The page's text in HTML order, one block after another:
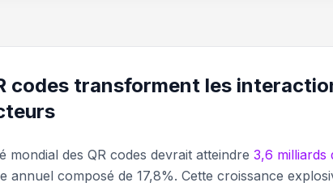
codes transforment les
mondial des QR codes devrait atteindre 3,6 milliards
annuel composé de 17,8%. Cette croissance